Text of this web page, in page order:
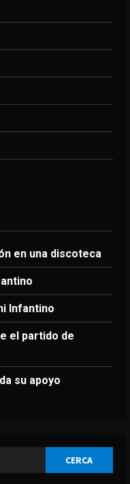
en una discoteca
Infantino
el partido de
su apoyo